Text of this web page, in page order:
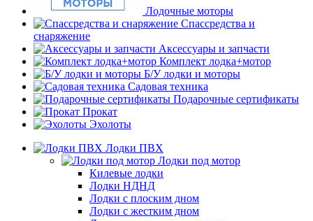
Лодочные моторы
Спассредства и
снаряжение
Аксессуары и запчасти
Комплект лодка+мотор
Б/У лодки и моторы
Садовая техника
Подарочные сертификаты
Прокат
Эхолоты
Лодки ПВХ
Лодки под мотор
Килевые лодки
Лодки НДНД
Лодки с плоским дном
Лодки с жестким дном